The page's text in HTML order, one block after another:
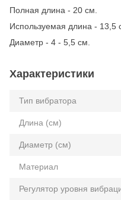
Полная длина - 20 см.
Используемая длина - 13,5
Диаметр - 4 - 5,5 см.
Характеристики
Тип вибратора
Длина (см)
Диаметр (см)
Материал
Регулятор уровня